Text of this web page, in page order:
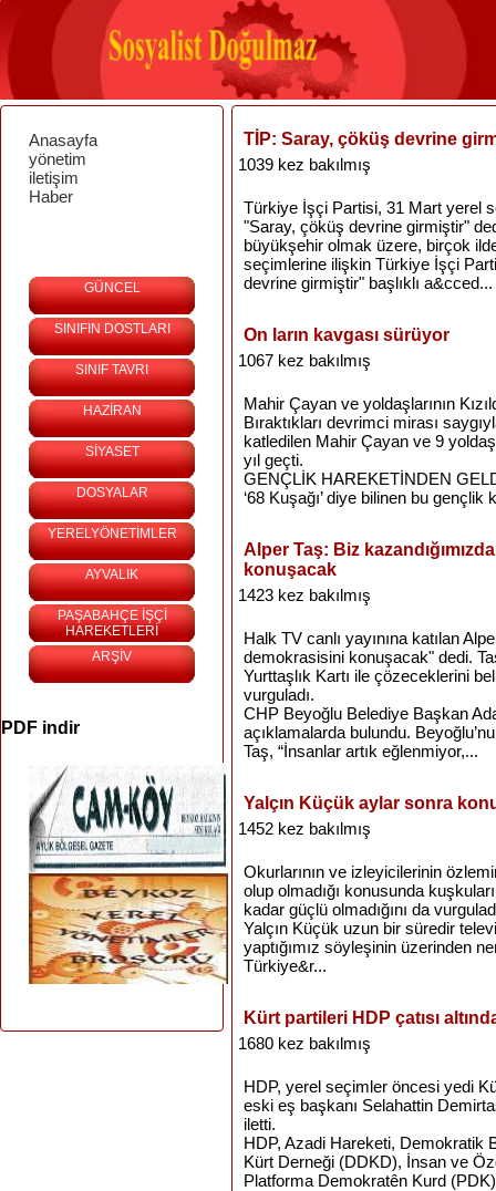
Anasayfa
yönetim
iletişim
Haber
GÜNCEL
SINIFIN DOSTLARI
SINIF TAVRI
HAZİRAN
SİYASET
DOSYALAR
YERELYÖNETİMLER
AYVALIK
PAŞABAHÇE İŞÇİ
HAREKETLERİ
ARŞİV
PDF indir
TİP: Saray, çöküş devrine
1039 kez bakılmış
Türkiye İşçi Partisi, 31 Mart yerel
"Saray, çöküş devrine girmiştir"
büyükşehir olmak üzere, birçok
seçimlerine ilişkin Türkiye İşçi
devrine girmiştir" başlıklı a&cced...
On ların kavgası sürüyor
1067 kez bakılmış
Mahir Çayan ve yoldaşlarının
Bıraktıkları devrimci mirası
katledilen Mahir Çayan ve 9
yıl geçti.
GENÇLİK HAREKETİNDEN
‘68 Kuşağı’ diye bilinen bu
Alper Taş: Biz
konuşacak
1423 kez bakılmış
Halk TV canlı yayınına katılan
demokrasisini konuşacak" dedi.
Yurttaşlık Kartı ile çözeceklerini
vurguladı.
CHP Beyoğlu Belediye Başkan
açıklamalarda bulundu.
Taş, “İnsanlar artık eğlenmiyor,...
Yalçın Küçük aylar sonra
1452 kez bakılmış
Okurlarının ve izleyicilerinin
olup olmadığı konusunda
kadar güçlü olmadığını da
Yalçın Küçük uzun bir süredir
yaptığımız söyleşinin üzerinden
Türkiye&r...
Kürt partileri HDP çatısı
1680 kez bakılmış
HDP, yerel seçimler öncesi yedi
eski eş başkanı Selahattin
iletti.
HDP, Azadi Hareketi, Demokratik
Kürt Derneği (DDKD), İnsan ve
Platforma Demokratên Kurd